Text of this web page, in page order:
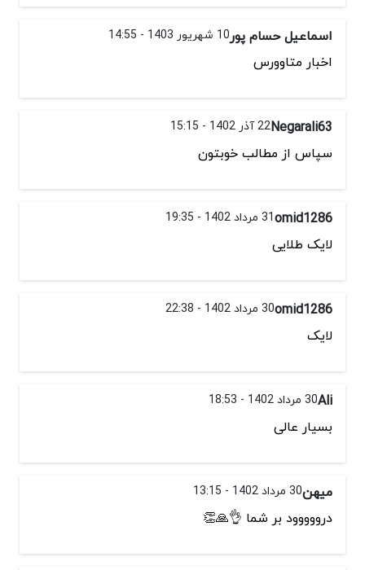
اسماعیل حسام پور10 شهریور 1403 - 14:55
اخبار متاوورس
Negarali6322 آذر 1402 - 15:15
سپاس از مطالب خوبتون
omid128631 مرداد 1402 - 19:35
لایک طلایی
omid128630 مرداد 1402 - 22:38
لایک
Ali30 مرداد 1402 - 18:53
بسیار عالی
میهن30 مرداد 1402 - 13:15
درووووود بر شما 👌🙏👏